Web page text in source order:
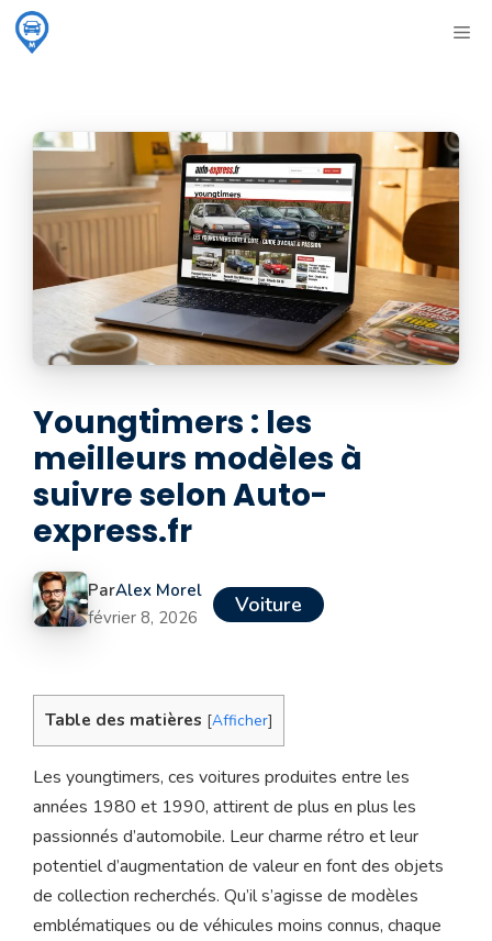
Aller
au
Youngtimers : les
meilleurs modèles à
suivre selon Auto-
express.fr
ParAlex Morel
février 8, 2026
Voiture
Table des matières [Afficher]
Les youngtimers, ces voitures produites entre les
années 1980 et 1990, attirent de plus en plus les
passionnés d’automobile. Leur charme rétro et leur
potentiel d’augmentation de valeur en font des objets
de collection recherchés. Qu’il s’agisse de modèles
emblématiques ou de véhicules moins connus, chaque